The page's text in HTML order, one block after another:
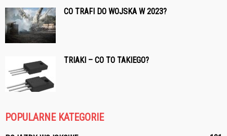
CO TRAFI DO WOJSKA W 2023?
TRIAKI – CO TO TAKIEGO?
POPULARNE KATEGORIE